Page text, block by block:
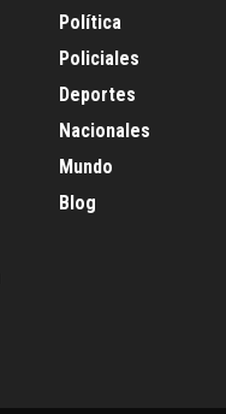
Política
Policiales
Deportes
Nacionales
Mundo
Blog